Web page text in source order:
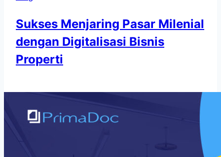
Sukses Menjaring Pasar Milenial
dengan Digitalisasi Bisnis
Properti